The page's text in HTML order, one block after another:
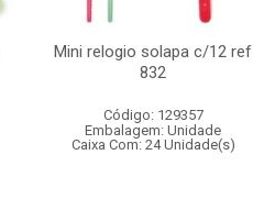
Mini relogio solapa c/12 ref
832
Código: 129357
Embalagem: Unidade
Caixa Com: 24 Unidade(s)